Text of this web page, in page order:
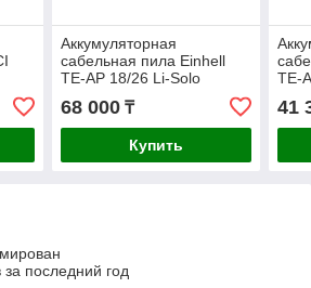
Аккумуляторная
сабельная пила Einhell
TE-AP 18/26 Li-Solo
68 000₸
Купить
TE-
41
последний год